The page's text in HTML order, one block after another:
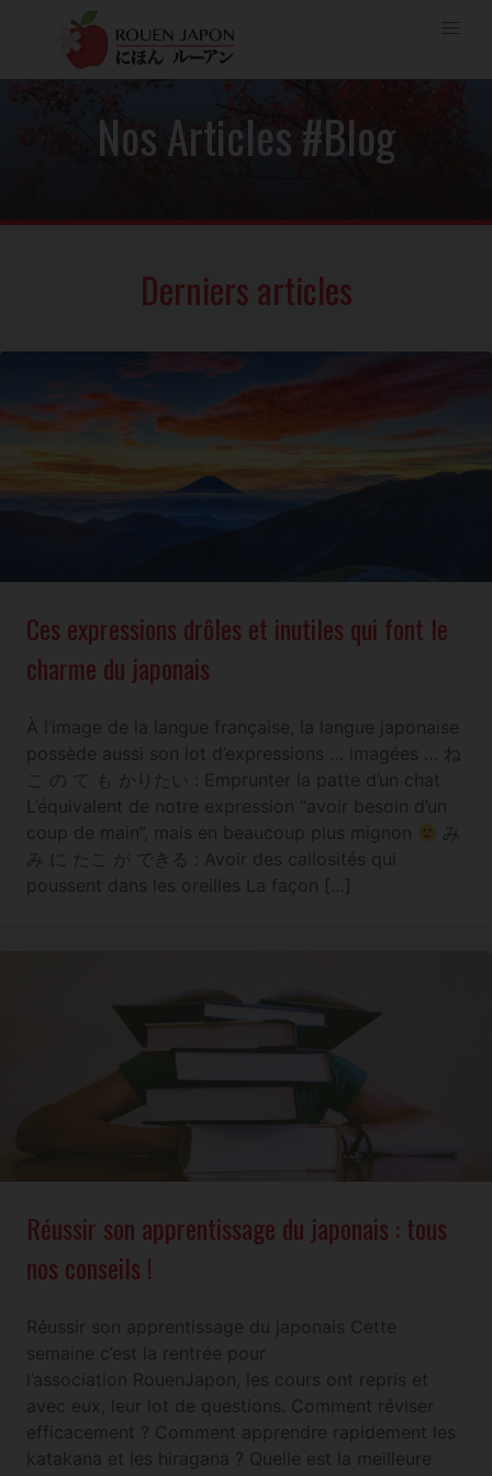
Nos Articles #Blog
Derniers articles
Ces expressions drôles et inutiles qui font le
charme du japonais
À l’image de la langue française, la langue japonaise
possède aussi son lot d’expressions … imagées … ね
こ の て も かりたい : Emprunter la patte d’un chat
L’équivalent de notre expression “avoir besoin d’un
coup de main”, mais en beaucoup plus mignon
み
み に たこ が できる : Avoir des callosités qui
poussent dans les oreilles La façon […]
Réussir son apprentissage du japonais : tous
nos conseils !
Réussir son apprentissage du japonais Cette
semaine c’est la rentrée pour
l’association RouenJapon, les cours ont repris et
avec eux, leur lot de questions. Comment réviser
efficacement ? Comment apprendre rapidement les
katakana et les hiragana ? Quelle est la meilleure